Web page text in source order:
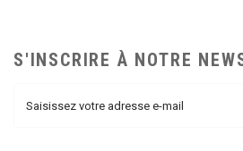
S'INSCRIRE À NOTRE